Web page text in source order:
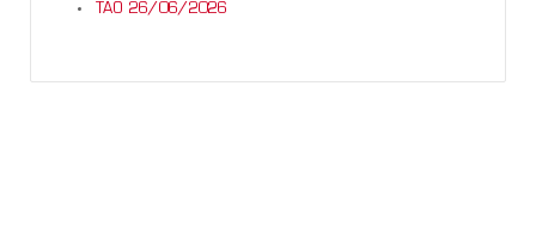
TAO 26/06/2026